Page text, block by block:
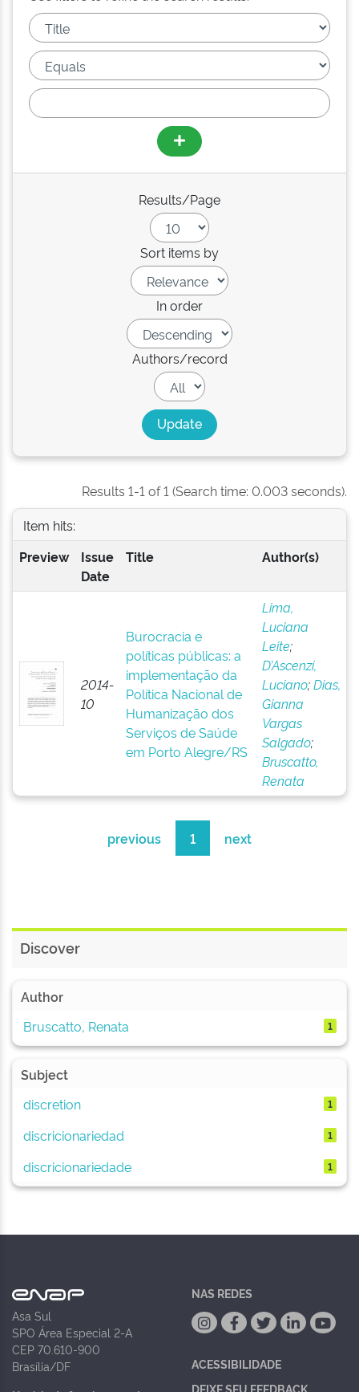
Results/Page
Sort items by
In order
Authors/record
Results 1-1 of 1 (Search time: 0.003 seconds).
Item hits:
Preview
Issue
Date
Title Author(s)
2014-
10
Burocracia e
políticas públicas: a
implementação da
Política Nacional de
Humanização dos
Serviços de Saúde
em Porto Alegre/RS
Lima,
Luciana
Leite;
D’Ascenzi,
Luciano;Dias,
Gianna
Vargas
Salgado;
Bruscatto,
Renata
previous 1 next
Discover
Author
Bruscatto, Renata
1
Subject
discretion
1
discricionariedad 1
discricionariedade 1
Asa Sul
SPO Área Especial 2-A
CEP 70.610-900
Brasília/DF
NAS REDES
ACESSIBILIDADE
DEIXE SEU FEEDBACK